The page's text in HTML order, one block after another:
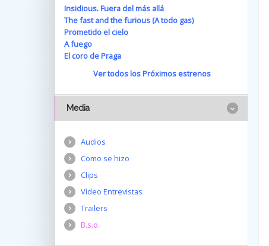
Insidious. Fuera del más allá
The fast and the furious (A todo gas)
Prometido el cielo
A fuego
El coro de Praga
Ver todos los Próximos estrenos
Media
Audios
Como se hizo
Clips
Vídeo Entrevistas
Trailers
B.s.o.